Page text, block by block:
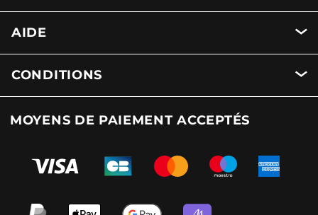
AIDE
CONDITIONS
MOYENS DE PAIEMENT ACCEPTÉS